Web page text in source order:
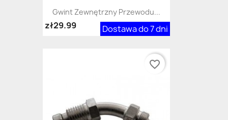
Gwint Zewnętrzny Przewodu...
Dostawa do 7 dni
zł29.99
favorite_border